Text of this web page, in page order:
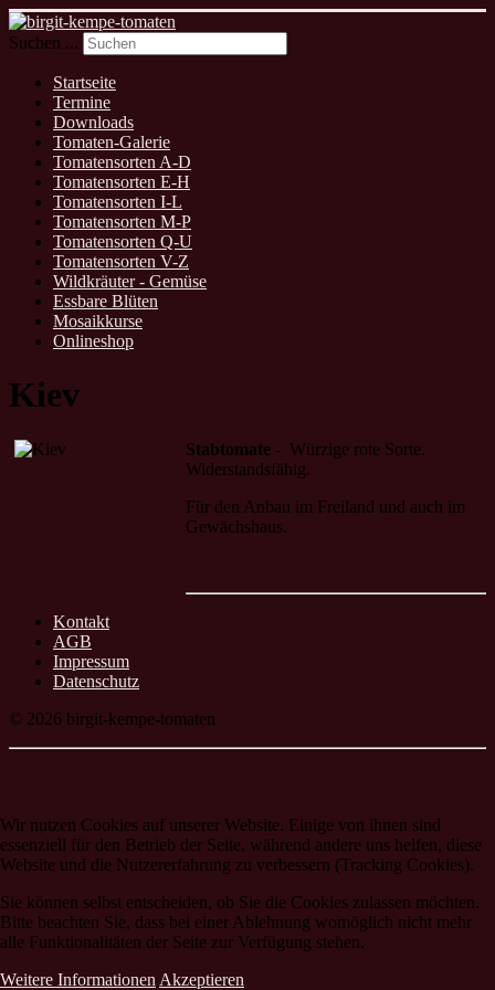
Suchen ...
Startseite
Termine
Downloads
Tomaten-Galerie
Tomatensorten A-D
Tomatensorten E-H
Tomatensorten I-L
Tomatensorten M-P
Tomatensorten Q-U
Tomatensorten V-Z
Wildkräuter - Gemüse
Essbare Blüten
Mosaikkurse
Onlineshop
Kiev
Stabtomate - Würzige rote Sorte.
Widerstandsfähig.
Für den Anbau im Freiland und auch im
Gewächshaus.
Kontakt
AGB
Impressum
Datenschutz
© 2026 birgit-kempe-tomaten
Wir nutzen Cookies auf unserer Website. Einige von ihnen sind
essenziell für den Betrieb der Seite, während andere uns helfen, diese
Website und die Nutzererfahrung zu verbessern (Tracking Cookies).
Sie können selbst entscheiden, ob Sie die Cookies zulassen möchten.
Bitte beachten Sie, dass bei einer Ablehnung womöglich nicht mehr
alle Funktionalitäten der Seite zur Verfügung stehen.
Weitere Informationen Akzeptieren